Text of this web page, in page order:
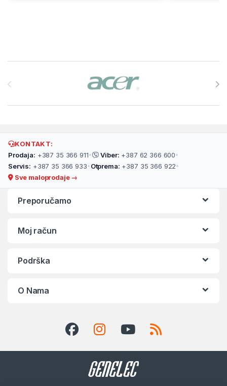
KONTAKT:
Prodaja: +387 35 366 911• Viber: +387 62 366 600•
Servis: +387 35 366 933• Otprema: +387 35 366 922•
Sve maloprodaje →
Preporučamo
Moj račun
Podrška
O Nama